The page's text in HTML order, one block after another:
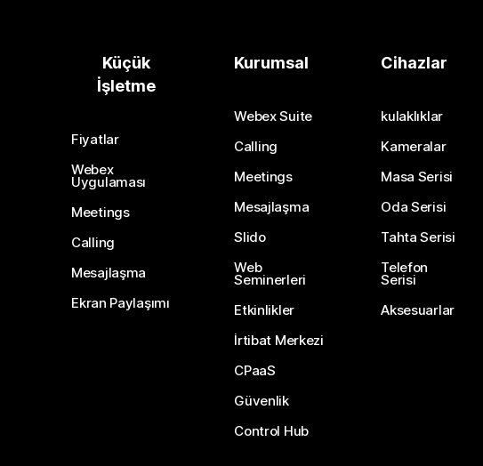
Küçük
İşletme
Fiyatlar
Webex
Uygulaması
Meetings
Calling
Mesajlaşma
Ekran Paylaşımı
Kurumsal
Webex Suite
Calling
Meetings
Mesajlaşma
Slido
Web
Seminerleri
Etkinlikler
İrtibat Merkezi
CPaaS
Güvenlik
Control Hub
Cihazlar
kulaklıklar
Kameralar
Masa Serisi
Oda Serisi
Tahta Serisi
Telefon
Serisi
Aksesuarlar